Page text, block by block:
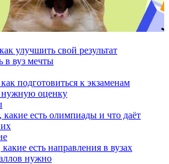
улучшить свой результат
в вуз мечты
подготовиться к экзаменам
нужную оценку
есть олимпиады и что даёт
какие есть направления в вузах
нужно